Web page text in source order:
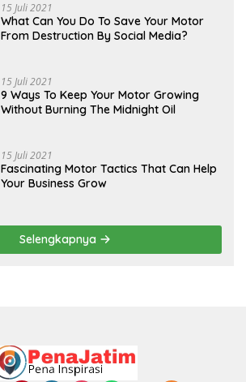
15 Juli 2021
What Can You Do To Save Your Motor
From Destruction By Social Media?
15 Juli 2021
9 Ways To Keep Your Motor Growing
Without Burning The Midnight Oil
15 Juli 2021
Fascinating Motor Tactics That Can Help
Your Business Grow
Selengkapnya